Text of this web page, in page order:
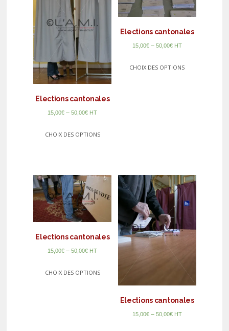
Elections cantonales
15,00€ –50,00€ HT
CHOIX DES OPTIONS
Elections cantonales
15,00€– 50,00€ HT
CHOIX DES OPTIONS
Elections cantonales
15,00€ –50,00€ HT
CHOIX DES OPTIONS
Elections cantonales
15,00€– 50,00€ HT